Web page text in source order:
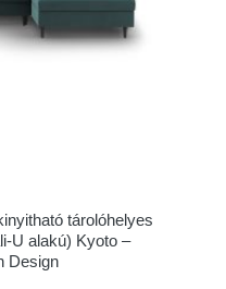
tárolóhelyes
U alakú) Kyoto –
Design